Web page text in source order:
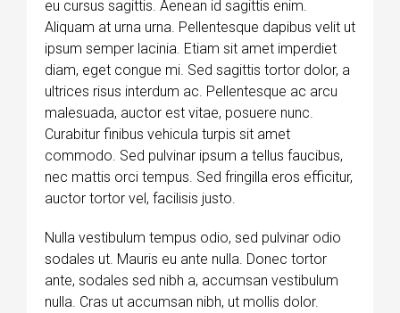
eu cursus sagittis. Aenean id sagittis enim.
Aliquam at urna urna. Pellentesque dapibus velit ut
ipsum semper lacinia. Etiam sit amet imperdiet
diam, eget congue mi. Sed sagittis tortor dolor, a
ultrices risus interdum ac. Pellentesque ac arcu
malesuada, auctor est vitae, posuere nunc.
Curabitur finibus vehicula turpis sit amet
commodo. Sed pulvinar ipsum a tellus faucibus,
nec mattis orci tempus. Sed fringilla eros efficitur,
auctor tortor vel, facilisis justo.
Nulla vestibulum tempus odio, sed pulvinar odio
sodales ut. Mauris eu ante nulla. Donec tortor
ante, sodales sed nibh a, accumsan vestibulum
nulla. Cras ut accumsan nibh, ut mollis dolor.